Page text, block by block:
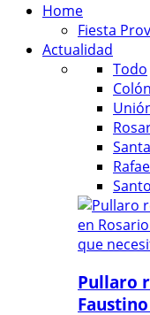
Home
Fiesta
Actualidad
Todo
Colón
Pullaro